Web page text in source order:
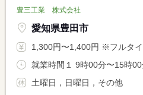
豊三工業 株式会社
愛知県豊田市
1,300円〜1,400円 ※フルタイム求人の場合は月額（換算額
土曜日，日曜日，その他